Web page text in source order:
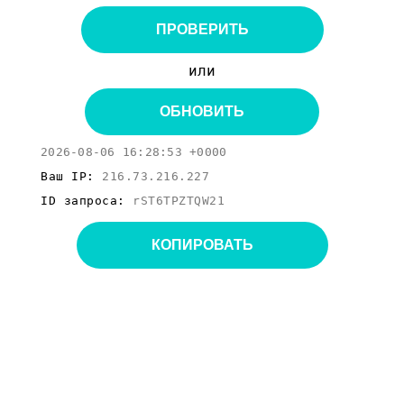
ПРОВЕРИТЬ
или
ОБНОВИТЬ
2026-08-06 16:28:53 +0000
Ваш IP: 216.73.216.227
ID запроса:
rST6TPZTQW21
КОПИРОВАТЬ